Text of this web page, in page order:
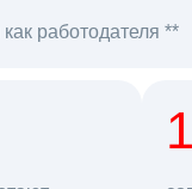
работодателя **
млн